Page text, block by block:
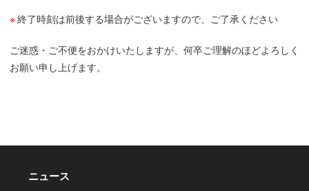
終了時刻は前後する場合がございますので、ご了承ください
ご迷惑・ご不便をおかけいたしますが、何卒ご理解のほどよろしく
お願い申し上げます。
ニュース